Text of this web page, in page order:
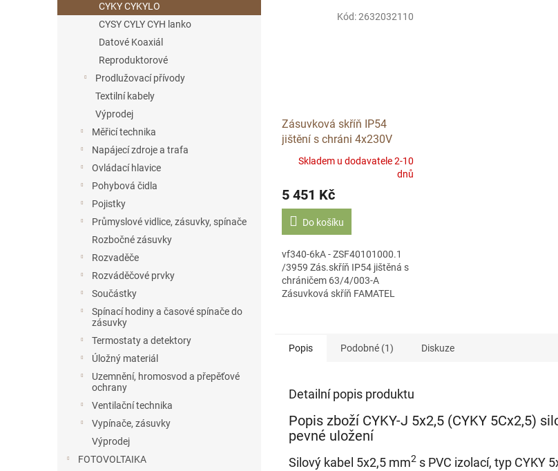
CYKY CYKYLO
CYSY CYLY CYH lanko
Datové Koaxiál
Reproduktorové
Prodlužovací přívody
Textilní kabely
Výprodej
Měřicí technika
Napájecí zdroje a trafa
Ovládací hlavice
Pohybová čidla
Pojistky
Průmyslové vidlice, zásuvky, spínače
Rozbočné zásuvky
Rozvaděče
Rozváděčové prvky
Součástky
Spínací hodiny a časové spínače do
zásuvky
Termostaty a detektory
Úložný materiál
Uzemnění, hromosvod a přepěťové
ochrany
Ventilační technika
Vypínače, zásuvky
Výprodej
FOTOVOLTAIKA
Zásuvková skříň IP54
jištění s chráni 4x230V
1x16/5, 1x32/5 VF340-6kA
Skladem u dodavatele 2-10
dnů
5 451 Kč
Do košíku
vf340-6kA - ZSF40101000.1
/3959 Zás.skříň IP54 jištěná s
chráničem 63/4/003-A
Zásuvková skříň FAMATEL
Kód:2632032110
Popis Podobné (1) Diskuze
Detailní popis produktu
Popis zboží CYKY-J 5x2,5 (CYKY 5Cx2,5)
pevné uložení
Silový kabel 5x2,5 mm2 s PVC izolací, typ CYKY